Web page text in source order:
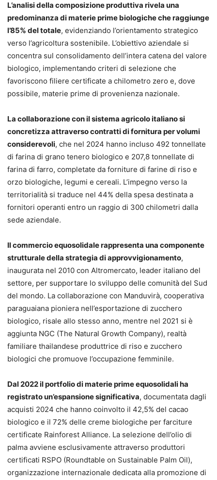
L’analisi della composizione produttiva rivela una
predominanza di materie prime biologiche che raggiunge
l’85% del totale, evidenziando l’orientamento strategico
verso l’agricoltura sostenibile. L’obiettivo aziendale si
concentra sul consolidamento dell’intera catena del valore
biologico, implementando criteri di selezione che
favoriscono filiere certificate a chilometro zero e, dove
possibile, materie prime di provenienza nazionale.
La collaborazione con il sistema agricolo italiano si
concretizza attraverso contratti di fornitura per volumi
considerevoli, che nel 2024 hanno incluso 492 tonnellate
di farina di grano tenero biologico e 207,8 tonnellate di
farina di farro, completate da forniture di farine di riso e
orzo biologiche, legumi e cereali. L’impegno verso la
territorialità si traduce nel 44% della spesa destinata a
fornitori operanti entro un raggio di 300 chilometri dalla
sede aziendale.
Il commercio equosolidale rappresenta una componente
strutturale della strategia di approvvigionamento,
inaugurata nel 2010 con Altromercato, leader italiano del
settore, per supportare lo sviluppo delle comunità del Sud
del mondo. La collaborazione con Manduvirà, cooperativa
paraguaiana pioniera nell’esportazione di zucchero
biologico, risale allo stesso anno, mentre nel 2021 si è
aggiunta NGC (The Natural Growth Company), realtà
familiare thailandese produttrice di riso e zucchero
biologici che promuove l’occupazione femminile.
Dal 2022 il portfolio di materie prime equosolidali ha
registrato un’espansione significativa, documentata dagli
acquisti 2024 che hanno coinvolto il 42,5% del cacao
biologico e il 72% delle creme biologiche per farciture
certificate Rainforest Alliance. La selezione dell’olio di
palma avviene esclusivamente attraverso produttori
certificati RSPO (Roundtable on Sustainable Palm Oil),
organizzazione internazionale dedicata alla promozione di